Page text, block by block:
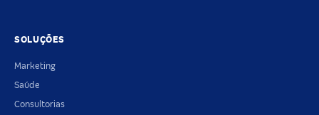
SOLUÇÕES
Marketing
Saúde
Consultorias